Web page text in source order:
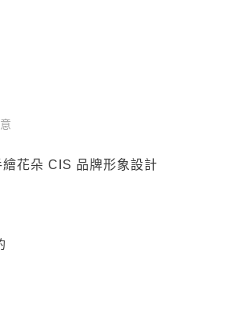
花朵 CIS 品牌形象設計